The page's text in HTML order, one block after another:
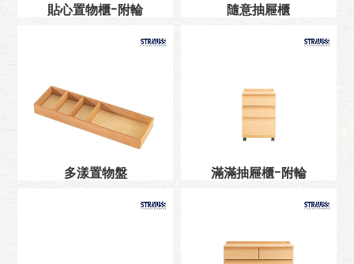
貼心置物櫃-附輪 隨意抽屜櫃
多漾置物盤 滿滿抽屜櫃-附輪